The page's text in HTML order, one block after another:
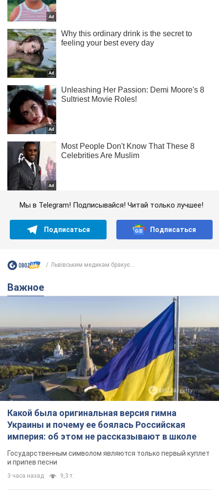
Мы в Telegram! Подписывайся! Читай только лучшее!
Подписаться Подписаться
Львівським медикам бракує...
Важное
Какой была оригинальная версия гимна
Украины и почему ее боялась Российская
империя: об этом не рассказывают в школе
Государственным символом являются только первый куплет
и припев песни
3 часа назад 9,3 т.